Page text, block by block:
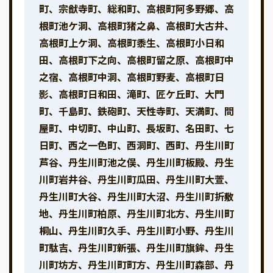
町、宗猷寺町、総和町、高根町阿多野郷、高
根町池ケ洞、高根町猪之鼻、高根町大古井、
高根町上ケ洞、高根町黍生、高根町小日和
田、高根町下之向、高根町留之原、高根町中
之宿、高根町中洞、高根町野麦、高根町日
影、高根町日和田、滝町、匠ケ丘町、大門
町、千島町、鉄砲町、天性寺町、天満町、問
屋町、中切町、中山町、長坂町、名田町、七
日町、西之一色町、西洞町、西町、丹生川町
芦谷、丹生川町池之俣、丹生川町板殿、丹生
川町岩井谷、丹生川町瓜田、丹生川町大萱、
丹生川町大谷、丹生川町大沼、丹生川町折敷
地、丹生川町柏原、丹生川町北方、丹生川町
桐山、丹生川町久手、丹生川町小野、丹生川
町駄吉、丹生川町新張、丹生川町旗鉾、丹生
川町坊方、丹生川町町方、丹生川町森部、丹